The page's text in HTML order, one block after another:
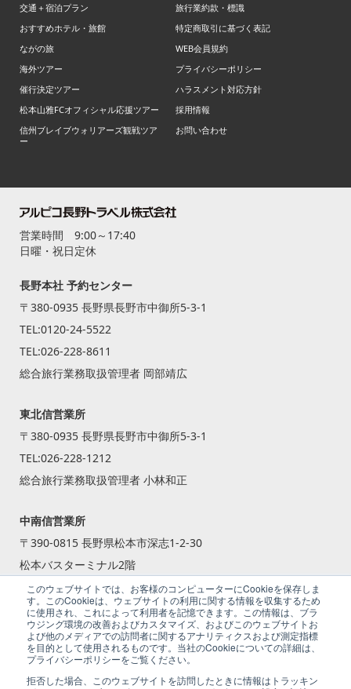
このウェブサイトでは、お客様のコンピューターにCookieを保存しま
す。このCookieは、ウェブサイトの利用に関する情報を収集するため
に使用され、これによって利用者を記憶できます。この情報は、ブラ
ウジング環境の改善およびカスタマイズ、およびこのウェブサイトお
よび他のメディアでの訪問者に関するアナリティクスおよび測定指標
を目的として使用されるものです。当社のCookieについての詳細は、
プライバシーポリシーをご覧ください。
拒否した場合、このウェブサイトを訪問したときに情報はトラッキン
交通＋宿泊プラン
おすすめホテル・旅館
ながの旅
海外ツアー
催行決定ツアー
松本山雅FCオフィシャル応援ツアー
信州ブレイブウォリアーズ観戦ツア
ー
旅行業約款・標識
特定商取引に基づく表記
WEB会員規約
プライバシーポリシー
ハラスメント対応方針
採用情報
お問い合わせ
営業時間 9:00～17:40
日曜・祝日定休
長野本社 予約センター
〒380-0935 長野県長野市中御所5-3-1
TEL:0120-24-5522
TEL:026-228-8611
総合旅行業務取扱管理者 岡部靖広
東北信営業所
〒380-0935 長野県長野市中御所5-3-1
TEL:026-228-1212
総合旅行業務取扱管理者 小林和正
中南信営業所
〒390-0815 長野県松本市深志1-2-30
松本バスターミナル2階
TEL:0263-87-2240
総合旅行業務取扱管理者 籾倉 一斗